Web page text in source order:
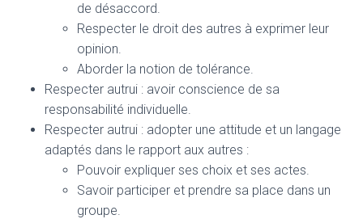
de désaccord.
Respecter le droit des autres à exprimer leur
opinion.
Aborder la notion de tolérance.
Respecter autrui : avoir conscience de sa
responsabilité individuelle.
Respecter autrui : adopter une attitude et un langage
adaptés dans le rapport aux autres :
Pouvoir expliquer ses choix et ses actes.
Savoir participer et prendre sa place dans un
groupe.